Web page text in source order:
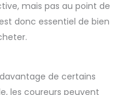
mais pas au point de
donc essentiel de bien
de certains
les coureurs peuvent